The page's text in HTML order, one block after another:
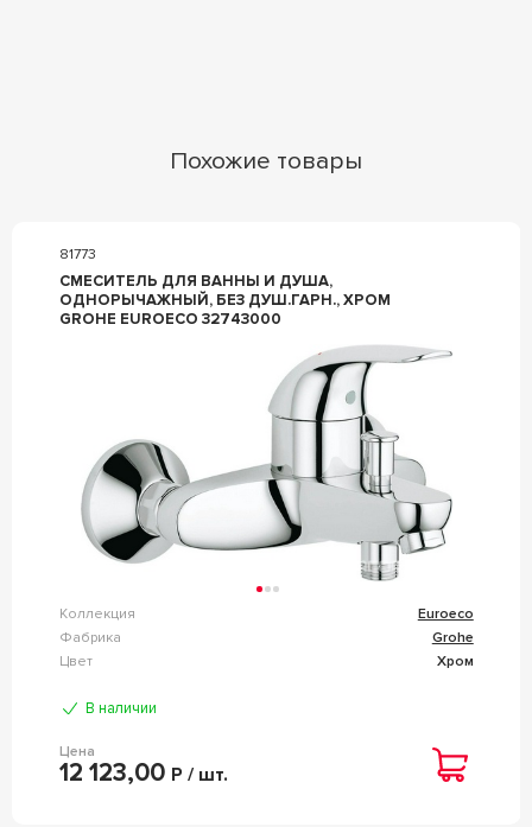
Похожие товары
81773
СМЕСИТЕЛЬ ДЛЯ ВАННЫ И ДУША,
ОДНОРЫЧАЖНЫЙ, БЕЗ ДУШ.ГАРН., ХРОМ
GROHE EUROECO 32743000
Коллекция
Euroeco
Фабрика
Grohe
Цвет
Хром
В наличии
Цена
12 123,00 Р / шт.